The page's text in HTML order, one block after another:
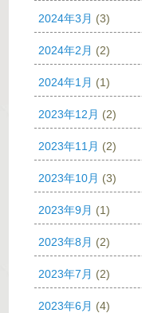
2024年3月 (3)
2024年2月 (2)
2024年1月 (1)
2023年12月 (2)
2023年11月 (2)
2023年10月 (3)
2023年9月 (1)
2023年8月 (2)
2023年7月 (2)
2023年6月 (4)